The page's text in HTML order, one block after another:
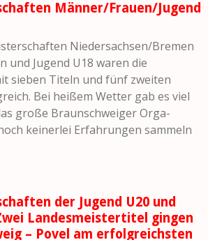
Männer/Frauen/Jugend
Niedersachsen/Bremen
und Jugend U18 waren die
sieben Titeln und fünf zweiten
Bei heißem Wetter gab es viel
große Braunschweiger Orga-
keinerlei Erfahrungen sammeln
der Jugend U20 und
Landesmeistertitel gingen
– Povel am erfolgreichsten